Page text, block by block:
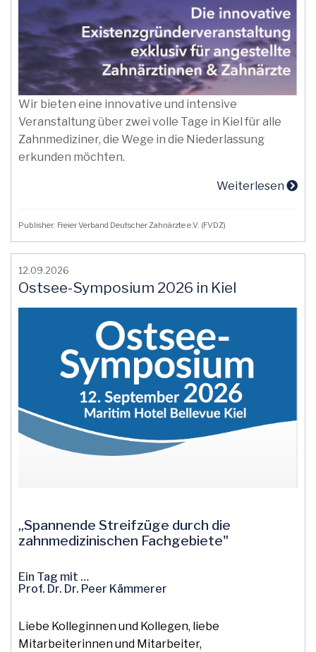
Wir bieten eine innovative und intensive
Veranstaltung über zwei volle Tage in Kiel für alle
Zahnmediziner, die Wege in die Niederlassung
erkunden möchten.
Weiterlesen
Publisher: Freier Verband Deutscher Zahnärzte e.V. (FVDZ)
12.09.2026
Ostsee-Symposium 2026 in Kiel
„Spannende Streifzüge durch die
zahnmedizinischen Fachgebiete"
Ein Tag mit …
Prof. Dr. Dr. Peer Kämmerer
Liebe Kolleginnen und Kollegen, liebe
Mitarbeiterinnen und Mitarbeiter,